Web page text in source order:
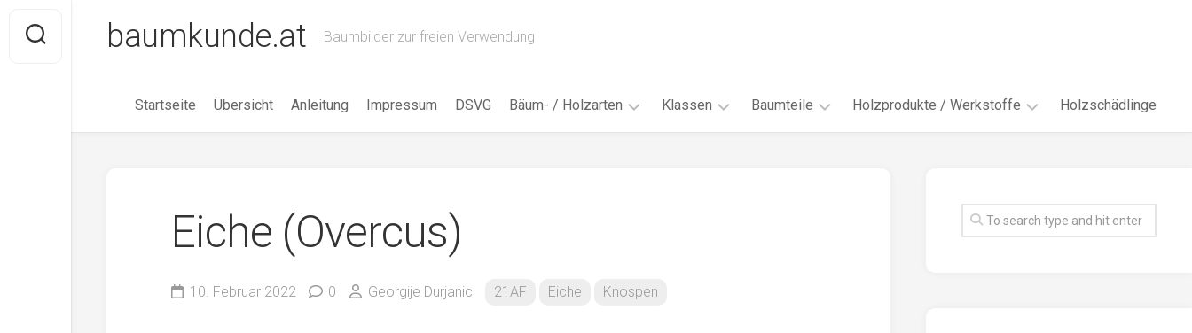
content
baumkunde.at Baumbilder zur freien Verwendung
Startseite Übersicht Anleitung Impressum DSVG Bäum- / Holzarten Klassen Baumteile Holzprodukte / Werkstoffe
Faserwerkstoffe
Holzschädlinge
Eiche (Overcus)
10. Februar 2022 0 Georgije Durjanic 21AF Eiche Knospen